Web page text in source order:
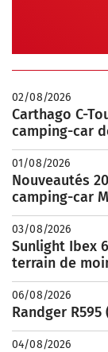
02/08/2026
Carthago C-
camping-car
01/08/2026
Nouveautés
camping-car
03/08/2026
Sunlight Ibex
terrain de
06/08/2026
Randger
04/08/2026